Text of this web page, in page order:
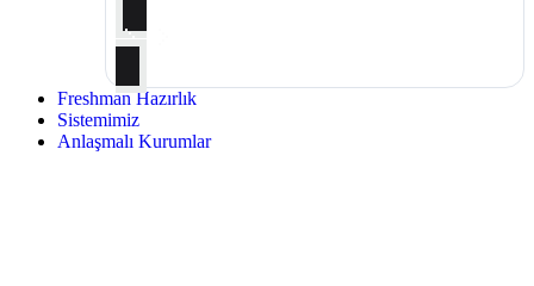
Freshman Hazırlık
Sistemimiz
Anlaşmalı Kurumlar